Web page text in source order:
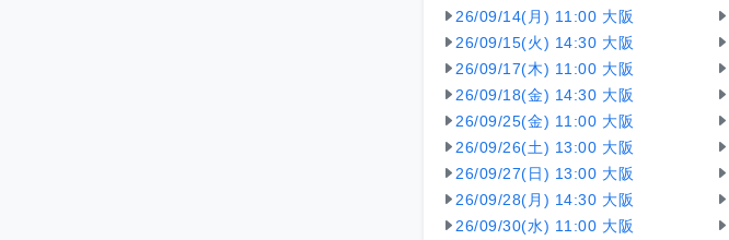
26/09/14(月) 11:00 大阪
26/09/15(火) 14:30 大阪
26/09/17(木) 11:00 大阪
26/09/18(金) 14:30 大阪
26/09/25(金) 11:00 大阪
26/09/26(土) 13:00 大阪
26/09/27(日) 13:00 大阪
26/09/28(月) 14:30 大阪
26/09/30(水) 11:00 大阪